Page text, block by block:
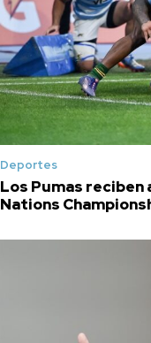
Deportes
Los Pumas reciben
Nations